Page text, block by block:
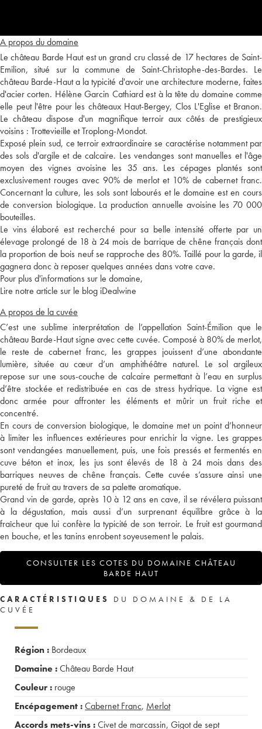
A propos du domaine
Le château Barde Haut est un grand cru classé de 17 hectares de Saint-
Emilion, situé sur la commune de Saint-Christophe-des-Bardes. Le
château Barde-Haut a la typicité d'avoir une architecture moderne, faites
d'acier corten. Hélène Garcin Cathiard est à la tête du domaine comme
elle peut l'être pour les châteaux Haut-Bergey, Clos L'Eglise et Branon.
Le château dispose d'un magnifique terroir aux côtés de prestigieux
voisins : Trottevieille et Troplong-Mondot.
Exposé plein sud, ce terroir extraordinaire se caractérise notamment par
des sols d'argile et de calcaire. Les vendanges sont manuelles et l'âge
moyen des vignes avoisine les 35 ans. Les cépages plantés sont
exclusivement rouges avec 90% de merlot et 10% de cabernet franc.
Concernant la culture, les sols sont labourés et le domaine est en cours
de conversion biologique. La production annuelle avoisine les 70 000
bouteilles.
Le vins élaboré est recherché pour sa belle intensité offerte par un
élevage prolongé de 18 à 24 mois de barrique de chêne français dont
la proportion de bois neuf se rapproche des 80%. Taillé pour la garde, il
gagnera donc à reposer quelques années dans votre cave.
Pour plus d'informations sur le domaine,
Lire notre article sur le blog iDealwine
A propos de la cuvée
C’est une sublime interprétation de l’appellation Saint-Émilion que le
château Barde-Haut signe avec cette cuvée. Composé à 80% de merlot,
le reste de cabernet franc, les grappes jouissent d’une abondante
lumière, située au cœur d’un amphithéâtre naturel. Le sol argileux
repose sur une sous-couche de calcaire permettant à l’eau en surplus
d’être stockée et redistribuée en cas de stress hydrique. La vigne est
donc armée pour affronter les éléments et mûrir un fruit riche et
concentré.
En cours de conversion biologique, le domaine met un point d’honneur
à limiter les influences extérieures pour enrichir la vigne. Les grappes
sont vendangées manuellement, puis, une fois pressés et fermentés en
cuve béton et inox, les jus sont élevés de 18 à 24 mois dans des
barriques neuves de chêne français. Cette cuvée s’assure ainsi une
pureté de fruit au travers de sa palette aromatique.
Grand vin de garde, après 10 à 12 ans en cave, il se révélera puissant
à la dégustation, mais aussi d’un surprenant équilibre grâce à la
fraîcheur que lui confère la typicité de son terroir. Le fruit est gourmand
en bouche, et les tanins enrobent soyeusement le palais.
CONSULTER LES COTES DU DOMAINE CHÂTEAU
BARDE HAUT
CARACTÉRISTIQUES
DU DOMAINE & DE LA
CUVÉE
Région : Bordeaux
Domaine :Château Barde Haut
Couleur : rouge
Encépagement :Cabernet Franc, Merlot
Accords mets-vins :Civet de marcassin, Gigot de sept